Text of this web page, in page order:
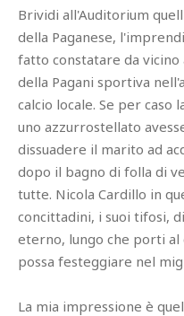
Brividi all'Auditorium
della Paganese,
fatto constatare da vicino
della Pagani sportiva
calcio locale. Se per
uno azzurrostellato
dissuadere il marito ad
dopo il bagno di folla di
tutte. Nicola Cardillo in
concittadini, i suoi tifosi,
eterno, lungo che porti al
possa festeggiare nel
La mia impressione è